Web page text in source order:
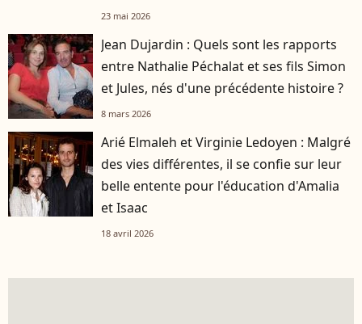
23 mai 2026
Jean Dujardin : Quels sont les rapports
entre Nathalie Péchalat et ses fils Simon
et Jules, nés d'une précédente histoire ?
8 mars 2026
Arié Elmaleh et Virginie Ledoyen : Malgré
des vies différentes, il se confie sur leur
belle entente pour l'éducation d'Amalia
et Isaac
18 avril 2026